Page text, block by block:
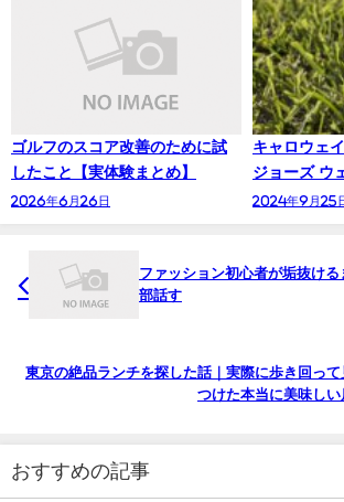
ゴルフのスコア改善のために試
したこと【実体験まとめ】
2026年6月26日
キャロウ
ジョーズ ウ
2024年9月25
ファッション初心者が垢抜け
部話す
東京の絶品ランチを探した話｜実際に歩き回って
つけた本当に美味しい
おすすめの記事